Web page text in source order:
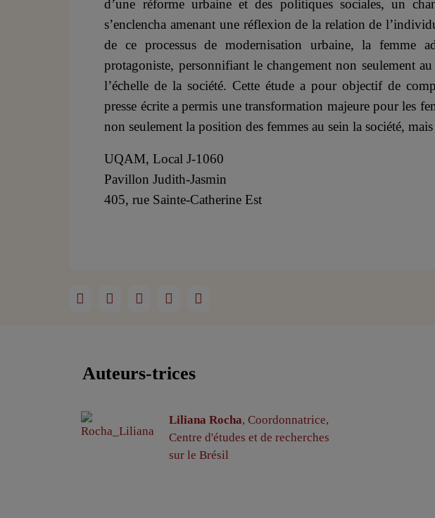
d’une réforme urbaine et des politiques sociales, un
s’enclencha amenant une réflexion de la relation de
de ce processus de modernisation urbaine, la
protagoniste, personnifiant le changement non seulement
l’échelle de la société. Cette étude a pour objectif de
presse écrite a permis une transformation majeure pour les
non seulement la position des femmes au sein la société,
UQAM, Local J-1060
Pavillon Judith-Jasmin
405, rue Sainte-Catherine Est
Auteurs-trices
Liliana Rocha, Coordonnatrice,
Centre d'études et de recherches
sur le Brésil